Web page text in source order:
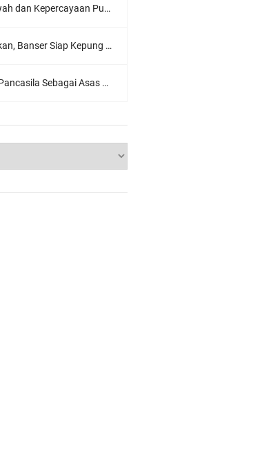
Ratusan Guru Ngaji Kota Malang Serukan Deklarasi Ramah Anak
Siap Kepung Gedung Sate, Jawa Barat
Asas Utama Ormas, Ini Komentar PBNU